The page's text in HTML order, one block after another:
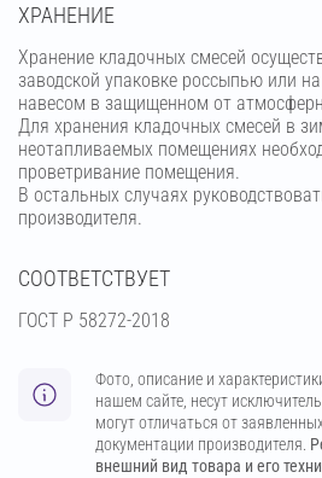
ХРАНЕНИЕ
Хранение кладочных смесей
заводской упаковке россыпью или
навесом в защищенном от
Для хранения кладочных смесей в
неотапливаемых помещениях
проветривание помещения.
В остальных случаях
производителя.
СООТВЕТСТВУЕТ
ГОСТ Р 58272-2018
Фото, описание и
нашем сайте, несут
могут отличаться от
документации производителя.
внешний вид товара и его